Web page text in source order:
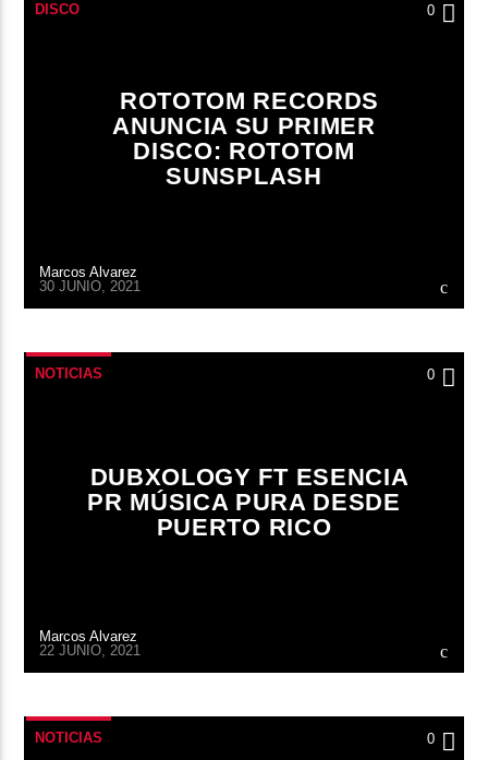
DISCO 0
ROTOTOM RECORDS
ANUNCIA SU PRIMER
DISCO: ROTOTOM
SUNSPLASH
Marcos Alvarez
30 JUNIO, 2021
NOTICIAS 0
DUBXOLOGY FT ESENCIA
PR MÚSICA PURA DESDE
PUERTO RICO
Marcos Alvarez
22 JUNIO, 2021
NOTICIAS 0